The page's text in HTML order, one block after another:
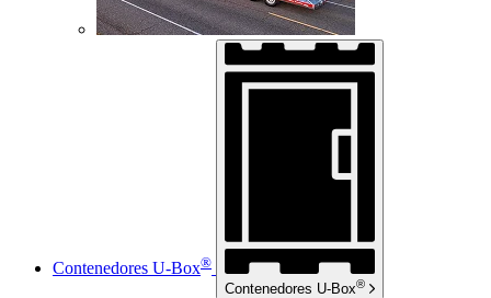
Contenedores U-Box®
Contenedores U-Box®